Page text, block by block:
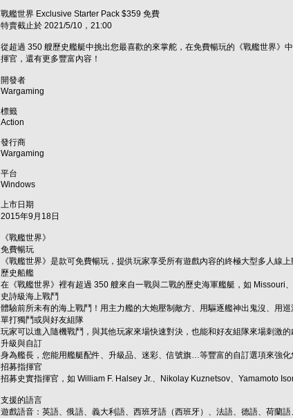
戰艦世界 Exclusive Starter Pack $359 免費
特賣截止於 2021/5/10，21:00
從超過 350 艘歷史艦艇中挑出您最喜歡的來掌舵，在免費暢玩的《戰艦世界》
揮官，還有更多豐富內容！
開發者
Wargaming
標籤
Action
發行商
Wargaming
平台
Windows
上市日期
2015年9月18日
《戰艦世界》
免費暢玩
《戰艦世界》是款可免費暢玩，提供玩家享受所有遊戲內容的終極大型多人線上
歷史船艦
在《戰艦世界》裡有超過 350 艘來自一戰與二戰的歷史海軍艦艇，如 Missouri
史詩級海上戰鬥
體驗前所未有的海上戰鬥！用主力艦的大炮壓制敵方、用驅逐艦神出鬼沒、用
單打獨鬥或與好友組隊
玩家可以進入隨機戰鬥，與其他玩家來場快速對決，也能和好友組隊來場刺激
升級與自訂
身為艦長，您能用艦艇配件、升級品、迷彩、信號旗…等豐富的自訂選項來強化
招募指揮官
招募史實指揮官，如 William F. Halsey Jr.、Nikolay Kuznetsov、Yamamoto
支援的語言
遊戲語音：英語、俄語、義大利語、西班牙語（西班牙）、法語、德語、荷蘭